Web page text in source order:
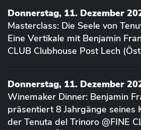
Donnerstag, 11. Dezember
Masterclass: Die Seele von
Eine Vertikale mit Benjamin
CLUB Clubhouse Post Lech
Donnerstag, 11. Dezember
Winemaker Dinner: Benjamin
präsentiert 8 Jahrgänge seines
der Tenuta del Trinoro @FINE